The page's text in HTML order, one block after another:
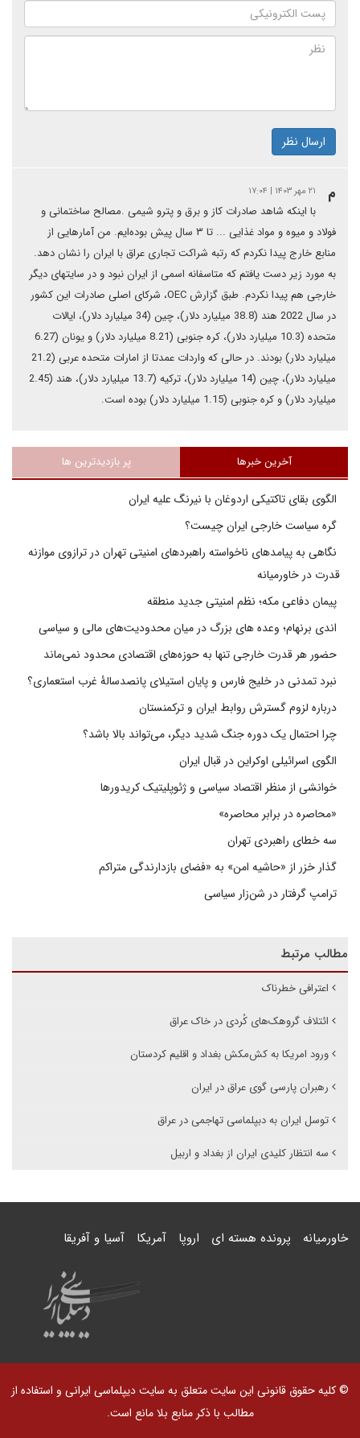
ارسال نظر
م ۲۱ مهر ۱۴۰۳ | ۱۷:۰۴
با اینکه شاهد صادرات کاز و برق و پترو شیمی .مصالح ساختمانی و
فولاد ‌و میوه و مواد غذایی ... تا ۳ سال پیش بوده‌ایم. من آمارهایی از
منابع خارج پیدا نکردم که رتبه شراکت تجاری عراق با ایران را نشان دهد.
به مورد زیر دست یافتم که متاسفانه اسمی از ایران نبود و در سایتهای دیگر
خارجی هم پیدا نکردم. طبق گزارش OEC، شرکای اصلی صادرات این کشور
در سال 2022 هند (38.8 میلیارد دلار)، چین (34 میلیارد دلار)، ایالات
متحده (10.3 میلیارد دلار)، کره جنوبی (8.21 میلیارد دلار) و یونان (6.27
میلیارد دلار) بودند. در حالی که واردات عمدتا از امارات متحده عربی (21.2
میلیارد دلار)، چین (14 میلیارد دلار)، ترکیه (13.7 میلیارد دلار)، هند (2.45
میلیارد دلار) و کره جنوبی (1.15 میلیارد دلار) بوده است.
آخرین خبرها پر بازدیدترین ها
الگوی بقای تاکتیکی اردوغان با نیرنگ علیه ایران
گره سیاست خارجی ایران چیست؟
نگاهی به پیامدهای ناخواسته راهبردهای امنیتی تهران در ترازوی موازنه
قدرت در خاورمیانه
پیمان دفاعی مکه؛ نظم امنیتی جدید منطقه
اندی برنهام؛ وعده های بزرگ در میان محدودیت‌های مالی و سیاسی
حضور هر قدرت خارجی تنها به حوزه‌های اقتصادی محدود نمی‌ماند
نبرد تمدنی در خلیج فارس و پایان استیلای پانصدسالۀ غرب استعماری؟
درباره لزوم گسترش روابط ایران و ترکمنستان
چرا احتمال یک دوره جنگ شدید دیگر، می‌تواند بالا باشد؟
الگوی اسرائیلی اوکراین در قبال ایران
خوانشی از منظر اقتصاد سیاسی و ژئوپلیتیک کریدورها
«محاصره در برابر محاصره»
سه خطای راهبردی تهران
گذار خزر از «حاشیه امن» به «فضای بازدارندگی متراکم
ترامپ گرفتار در شن‌زار سیاسی
مطالب مرتبط
اعترافی خطرناک
ائتلاف گروهک‌های کُردی در خاک عراق
ورود امریکا به کش‌مکش بغداد و اقلیم کردستان
رهبران پارسی گوی عراق در ایران
توسل ایران به دبپلماسی تهاجمی در عراق
سه انتظار کلیدی ایران از بغداد و اربیل
خاورمیانه پرونده هسته ای اروپا آمریکا آسیا و آفریقا
© کلیه حقوق قانونی این سایت متعلق به سایت دیپلماسی ایرانی و استفاده از
مطالب با ذکر منابع بلا مانع است.